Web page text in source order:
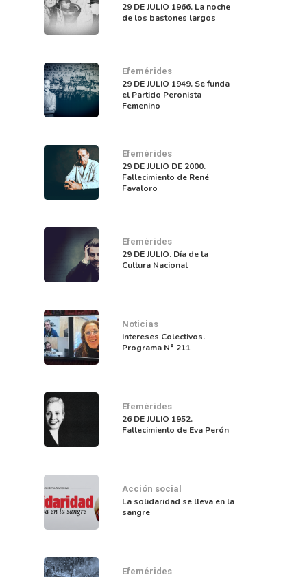
29 DE JULIO 1966. La noche
de los bastones largos
Efemérides
29 DE JULIO 1949. Se funda
el Partido Peronista
Femenino
Efemérides
29 DE JULIO DE 2000.
Fallecimiento de René
Favaloro
Efemérides
29 DE JULIO. Día de la
Cultura Nacional
Noticias
Intereses Colectivos.
Programa N° 211
Efemérides
26 DE JULIO 1952.
Fallecimiento de Eva Perón
Acción social
La solidaridad se lleva en la
sangre
Efemérides